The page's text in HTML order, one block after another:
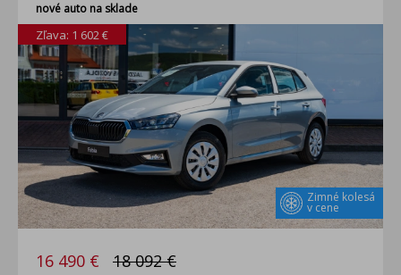
nové auto na sklade
Zimné kolesá
v cene
Zľava: 1 602 €
16 490 € 18 092 €